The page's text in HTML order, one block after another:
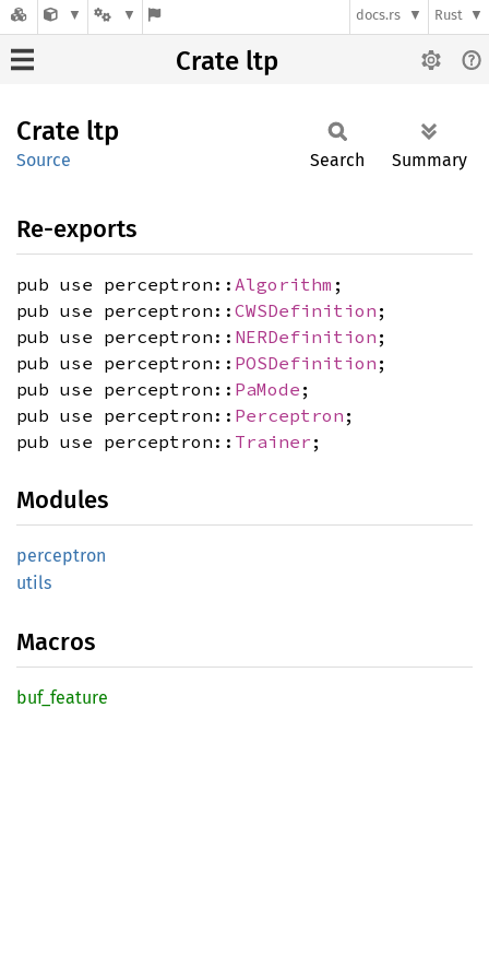
docs.rs Rust
Crate ltp
Crate ltp
Source Search Summary
Re-exports
pub use perceptron:: Algorithm ;
pub use perceptron:: CWSDefinition ;
pub use perceptron:: NERDefinition ;
pub use perceptron:: POSDefinition ;
pub use perceptron:: PaMode ;
pub use perceptron:: Perceptron ;
pub use perceptron:: Trainer ;
Modules
perceptron
utils
Macros
buf_ feature